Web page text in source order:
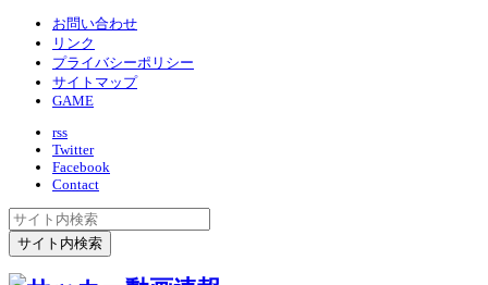
お問い合わせ
リンク
プライバシーポリシー
サイトマップ
GAME
rss
Twitter
Facebook
Contact